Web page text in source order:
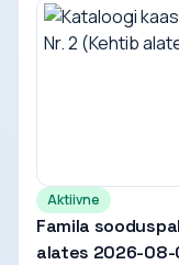
Aktiivne
Famila
alates 2026-